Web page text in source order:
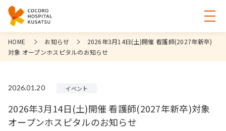
HOME お知らせ
2026年3月14日(土)開催 看護師(2027年新卒)
対象 オープンホスピタルのお知らせ
イベント
2026.01.20
2026年3月14日(土)開催 看護師(2027年新卒)対象
オープンホスピタルのお知らせ